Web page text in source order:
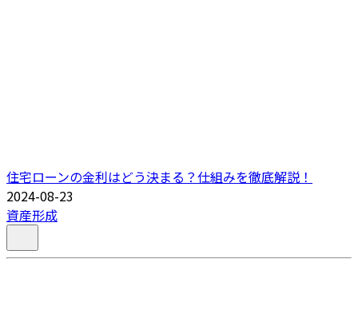
住宅ローンの金利はどう決まる？仕組みを徹底解説！
2024-08-23
資産形成